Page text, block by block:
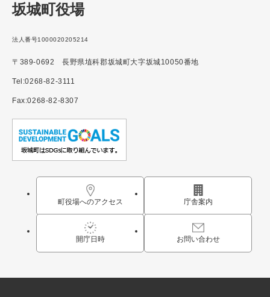
坂城町役場
法人番号1000020205214
〒389-0692 長野県埴科郡坂城町大字坂城10050番地
Tel:0268-82-3111
Fax:0268-82-8307
町役場へのアクセス 庁舎案内
開庁日時 お問い合わせ